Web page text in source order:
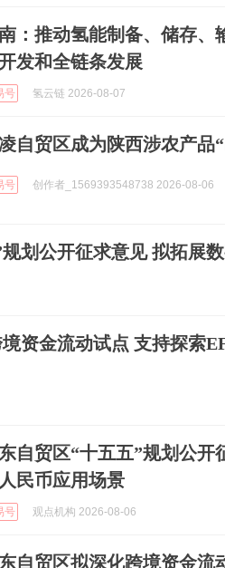
：推动氢能制备、储存、
发和全链条发展
号 氢云链 2026-08-07
自贸区成为陕西涉农产品
号 创作者_1569393548738 2026-08-06
划公开征求意见 拟拓展
资金流动试点 支持探索
自贸区“十五五”规划公开
民币应用场景
号 观点机构 2026-08-06
自贸区拟深化跨境资金流